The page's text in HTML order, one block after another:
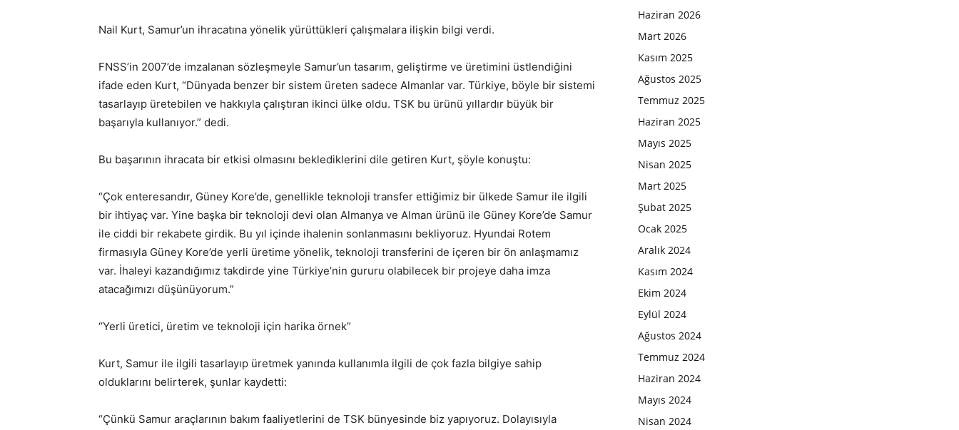
Nail Kurt, Samur’un ihracatına yönelik yürüttükleri çalışmalara ilişkin bilgi verdi.
FNSS’in 2007’de imzalanan sözleşmeyle Samur’un tasarım, geliştirme ve üretimini üstlendiğini
ifade eden Kurt, “Dünyada benzer bir sistem üreten sadece Almanlar var. Türkiye, böyle bir sistemi
tasarlayıp üretebilen ve hakkıyla çalıştıran ikinci ülke oldu. TSK bu ürünü yıllardır büyük bir
başarıyla kullanıyor.” dedi.
Bu başarının ihracata bir etkisi olmasını beklediklerini dile getiren Kurt, şöyle konuştu:
“Çok enteresandır, Güney Kore’de, genellikle teknoloji transfer ettiğimiz bir ülkede Samur ile ilgili
bir ihtiyaç var. Yine başka bir teknoloji devi olan Almanya ve Alman ürünü ile Güney Kore’de Samur
ile ciddi bir rekabete girdik. Bu yıl içinde ihalenin sonlanmasını bekliyoruz. Hyundai Rotem
firmasıyla Güney Kore’de yerli üretime yönelik, teknoloji transferini de içeren bir ön anlaşmamız
var. İhaleyi kazandığımız takdirde yine Türkiye’nin gururu olabilecek bir projeye daha imza
atacağımızı düşünüyorum.”
“Yerli üretici, üretim ve teknoloji için harika örnek”
Kurt, Samur ile ilgili tasarlayıp üretmek yanında kullanımla ilgili de çok fazla bilgiye sahip
olduklarını belirterek, şunlar kaydetti:
“Çünkü Samur araçlarının bakım faaliyetlerini de TSK bünyesinde biz yapıyoruz. Dolayısıyla
Haziran 2026
Mart 2026
Kasım 2025
Ağustos 2025
Temmuz 2025
Haziran 2025
Mayıs 2025
Nisan 2025
Mart 2025
Şubat 2025
Ocak 2025
Aralık 2024
Kasım 2024
Ekim 2024
Eylül 2024
Ağustos 2024
Temmuz 2024
Haziran 2024
Mayıs 2024
Nisan 2024